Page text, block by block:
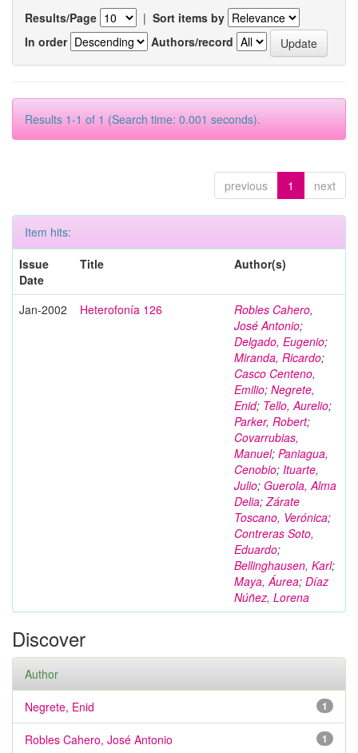
Results/Page | Sort items by
In order
Authors/record
Results 1-1 of 1 (Search time: 0.001 seconds).
previous 1 next
Item hits:
Issue
Date
Title Author(s)
Jan-2002 Heterofonía 126
Robles Cahero,
José Antonio;
Delgado, Eugenio;
Miranda, Ricardo;
Casco Centeno,
Emilio; Negrete,
Enid; Tello, Aurelio;
Parker, Robert;
Covarrubias,
Manuel; Paniagua,
Cenobio; Ituarte,
Julio; Guerola, Alma
Delia;Zárate
Toscano, Verónica;
Contreras Soto,
Eduardo;
Bellinghausen, Karl;
Maya, Áurea; Díaz
Núñez, Lorena
Discover
Author
1
Negrete, Enid
1
Robles Cahero, José Antonio